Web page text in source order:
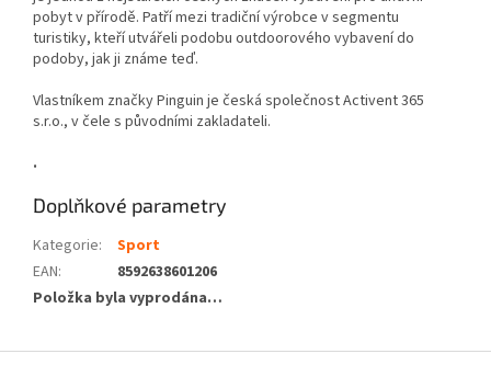
pobyt v přírodě. Patří mezi tradiční výrobce v segmentu
turistiky, kteří utvářeli podobu outdoorového vybavení do
podoby, jak ji známe teď.
Vlastníkem značky Pinguin je česká společnost Activent 365
s.r.o., v čele s původními zakladateli.
.
Doplňkové parametry
Kategorie:
Sport
EAN:
8592638601206
Položka byla vyprodána…